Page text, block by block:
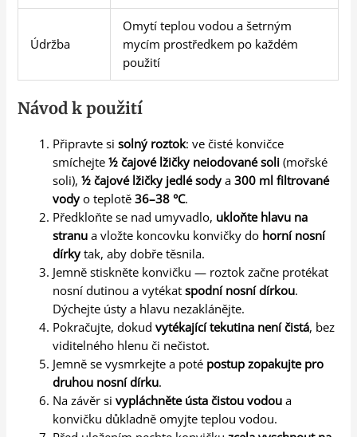
Údržba
Omytí teplou vodou a šetrným
mycím prostředkem po každém
použití
Návod k použití
Připravte sisolný roztok: ve čisté konvičce
smíchejte½ čajové lžičky neiodované soli (mořské
soli),½ čajové lžičky jedlé sody a300 ml filtrované
vody o teplotě36–38 °C.
Předkloňte se nad umyvadlo, ukloňte hlavu na
stranu a vložte koncovku konvičky do horní nosní
dírky tak, aby dobře těsnila.
Jemně stiskněte konvičku — roztok začne protékat
nosní dutinou a vytékatspodní nosní dírkou.
Dýchejte ústy a hlavu nezaklánějte.
Pokračujte, dokudvytékající tekutina není čistá, bez
viditelného hlenu či nečistot.
Jemně se vysmrkejte a poté postup zopakujte pro
druhou nosní dírku.
Na závěr sivypláchněte ústa čistou vodou a
konvičku důkladně omyjte teplou vodou.